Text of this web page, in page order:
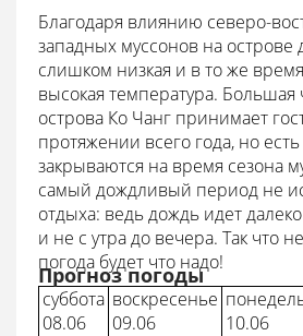
Благодаря влиянию северо-
западных муссонов на острове
слишком низкая и в то же
высокая температура. Большая
острова Ко Чанг принимает
протяжении всего года, но
закрываются на время сезона
самый дождливый период не
отдыха: ведь дождь идет
и не с утра до вечера. Так что
погода будет что надо!
Прогноз погоды
суббота
08.06
воскресенье
09.06
10.06